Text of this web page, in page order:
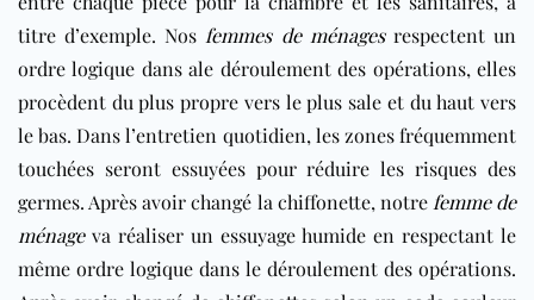
titre d’exemple. Nos femmes de ménagesrespectent un
ordre logique dans ale déroulement des opérations, elles
procèdent du plus propre vers le plus sale et du haut vers
le bas. Dans l’entretien quotidien, les zones fréquemment
touchées seront essuyées pour réduire les risques des
germes. Après avoir changé la chiffonette, notre femme de
ménageva réaliser un essuyage humide en respectant le
même ordre logique dans le déroulement des opérations.